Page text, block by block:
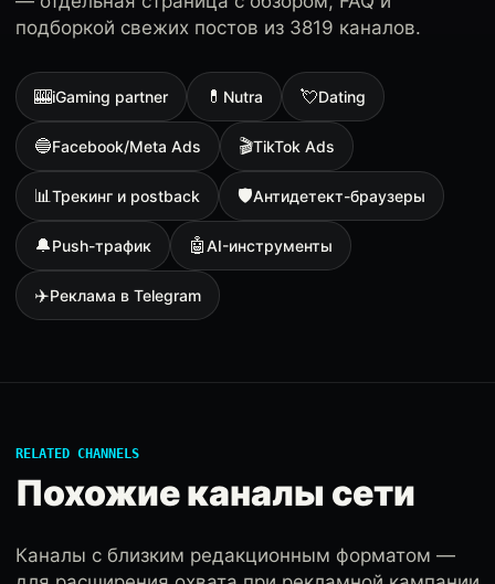
подборкой свежих постов из 3819 каналов.
🎰iGaming partner 💊 Nutra 💘Dating
🔵Facebook/Meta Ads 🎬TikTok Ads
📊Трекинг и postback 🛡Антидетект-браузеры
🔔Push-трафик 🤖AI-инструменты
✈️Реклама в Telegram
RELATED CHANNELS
Похожие каналы сети
Каналы с близким редакционным форматом —